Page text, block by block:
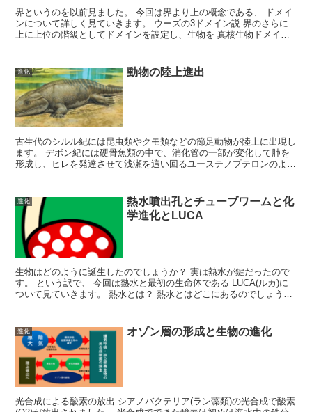
界というのを以前見ました。 今回は界より上の概念である、 ドメイ
ンについて詳しく見ていきます。 ウーズの3ドメイン説 界のさらに
上に上位の階級としてドメインを設定し、生物を 真核生物ドメイン
進化 動物の陸上進出
古生代のシルル紀には昆虫類やクモ類などの節足動物が陸上に出現し
ます。 デボン紀には硬骨魚類の中で、消化管の一部が変化して肺を
形成し、ヒレを発達させて浅瀬を這い回るユーステノプテロンのよう
進化
熱水噴出孔とチューブワームと化
学進化とLUCA
生物はどのように誕生したのでしょうか？ 実は熱水が鍵だったので
す。 という訳で、 今回は熱水と最初の生命体である LUCA(ルカ)に
ついて見ていきます。 熱水とは？ 熱水とはどこにあるのでしょう
進化 オゾン層の形成と生物の進化
光合成による酸素の放出 シアノバクテリア(ラン藻類)の光合成で酸素